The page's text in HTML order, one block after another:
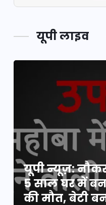
यूपी लाइव
यूपी न्यूज़:
5 साल घर में
की मौत, बेटी